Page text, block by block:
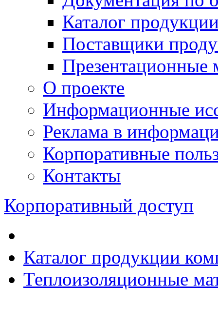
Каталог
Поставщики
Презентационные
О проекте
Информационные
Реклама в
Корпоративные
Контакты
Корпоративный доступ
Каталог продукции
Теплоизоляционные